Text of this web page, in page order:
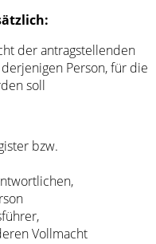
der antragstellenden
Person, für die
soll
bzw.
Vollmacht